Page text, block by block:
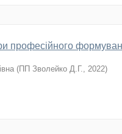
професійного
(ПП Зволейко Д.Г., 2022)